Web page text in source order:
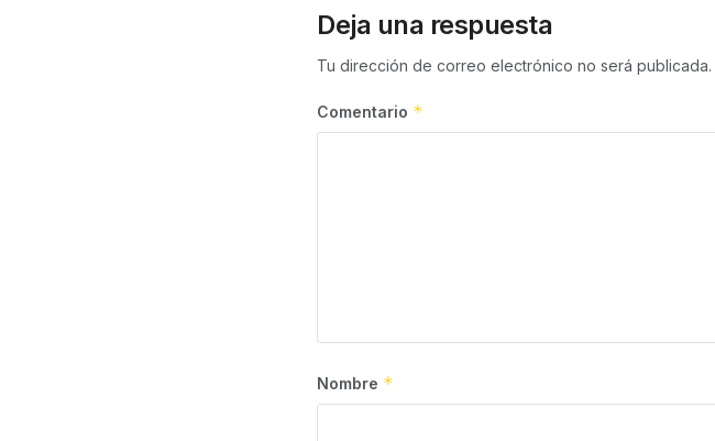
Deja una respuesta
Tu dirección de correo electrónico no será publicada.
Comentario *
Nombre *